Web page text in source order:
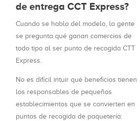
de entrega CCT Express?
Cuando se habla del modelo, la gente
se pregunta qué ganan comercios de
todo tipo al ser punto de recogida CTT
Express.
No es difícil intuir qué beneficios tienen
los responsables de pequeños
establecimientos que se convierten en
puntos de recogida de paquetería: